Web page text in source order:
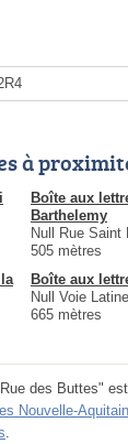
à
Boîte aux
Barthelemy
Null Rue Saint
505 mètres
Boîte aux
Null Voie Latine
665 mètres
des Buttes"
Nouvelle-
.